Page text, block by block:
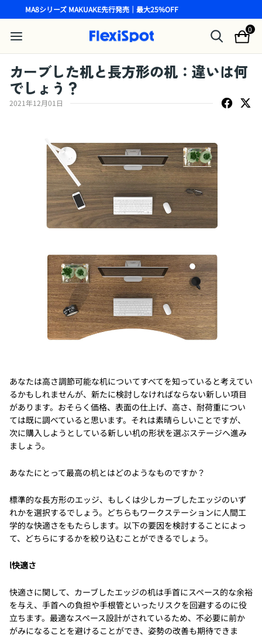
MA8シリーズ MAKUAKE先行発売｜最大25%OFF
0
カーブした机と長方形の机：違いは何
でしょう？
2021年12月01日
あなたは高さ調節可能な机についてすべてを知っていると考えてい
るかもしれませんが、新たに検討しなければならない新しい項目
があります。おそらく価格、表面の仕上げ、高さ、耐荷重につい
ては既に調べていると思います。それは素晴らしいことですが、
次に購入しようとしている新しい机の形状を選ぶステージへ進み
ましょう。
あなたにとって最高の机とはどのようなものですか？
標準的な長方形のエッジ、もしくは少しカーブしたエッジのいず
れかを選択するでしょう。どちらもワークステーションに人間工
学的な快適さをもたらします。以下の要因を検討することによっ
て、どちらにするかを絞り込むことができるでしょう。
l快適さ
快適さに関して、カーブしたエッジの机は手首にスペース的な余裕
を与え、手首への負担や手根管といったリスクを回避するのに役
立ちます。最適なスペース設計がされているため、不必要に前か
がみになることを避けることができ、姿勢の改善も期待できま